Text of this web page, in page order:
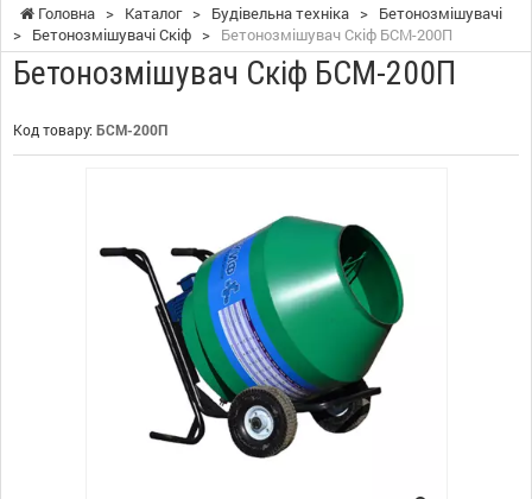
Головна > Каталог > Будівельна техніка > Бетонозмішувачі
> Бетонозмішувачі Скіф > Бетонозмішувач Скіф БСМ-200П
Бетонозмішувач Скіф БСМ-200П
Код товару: БСМ-200П